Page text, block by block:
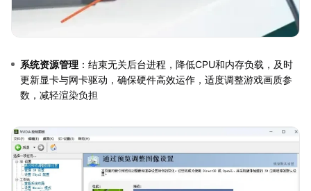
系统资源管理 ：结束无关后台进程，降低CPU和内存负载，及时
更新显卡与网卡驱动，确保硬件高效运作，适度调整游戏画质参
数，减轻渲染负担